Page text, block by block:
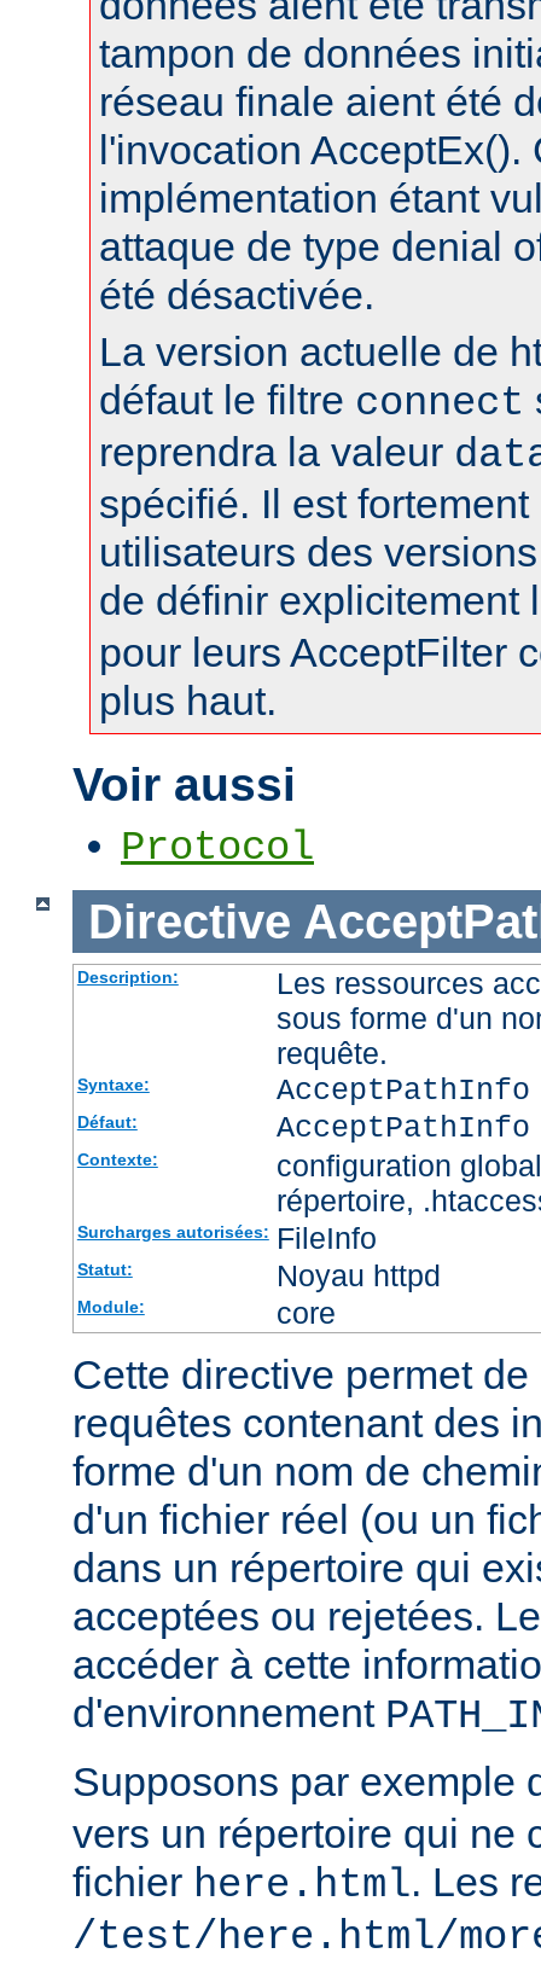
tampon de données
réseau finale aient été
l'invocation AcceptEx().
implémentation étant
attaque de type denial
été désactivée.
La version actuelle de
défaut le filtre connect
reprendra la valeur
spécifié. Il est
utilisateurs des
de définir explicitement
pour leurs AcceptFilter
plus haut.
Voir aussi
Protocol
Directive
Description:
Les ressources
sous forme d'un
requête.
Syntaxe:
Défaut:
Contexte:
configuration
répertoire,
Surcharges autorisées: FileInfo
Statut: Noyau httpd
Module: core
Cette directive permet
requêtes contenant des
forme d'un nom de
d'un fichier réel (ou un
dans un répertoire qui
acceptées ou rejetées.
accéder à cette
d'environnement
Supposons par exemple
vers un répertoire qui ne
fichier here.html. Les
/test/here.html/